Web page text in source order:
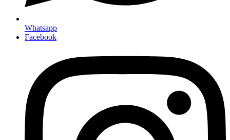
Whatsapp
Facebook